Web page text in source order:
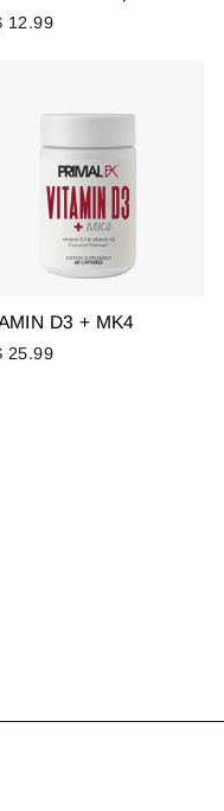
12.99
D3 + MK4
25.99